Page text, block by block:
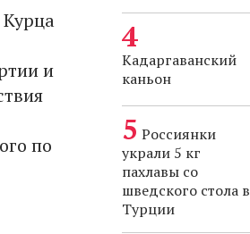
и
по
Кадаргаванский
каньон
Россиянки
украли 5 кг
пахлавы со
шведского стола в
Турции